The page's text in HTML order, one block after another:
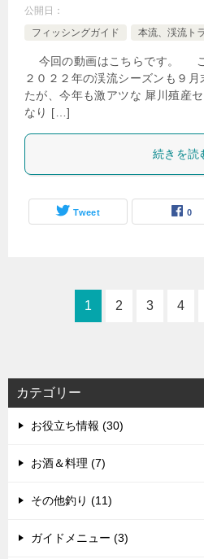
公開日：
フィッシングガイド
本流、渓流ト
今回の動画はこちらです。 こ
２０２２年の渓流シーズンも９
たが、今年も激アツな 犀川殖産
なり […]
続きを読
Tweet 0
1 2 3 4
カテゴリー
お役立ち情報 (30)
お酒＆料理 (7)
その他釣り (11)
ガイドメニュー (3)